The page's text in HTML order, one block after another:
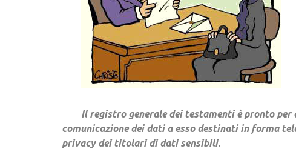
Il registro generale dei testamenti è pronto per
comunicazione dei dati a esso destinati in forma
privacy dei titolari di dati sensibili.